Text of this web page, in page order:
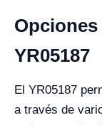
YR05187
El YR05187
a través de